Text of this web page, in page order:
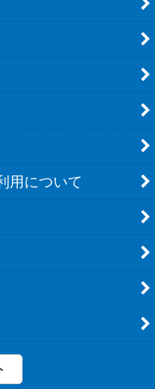
用について